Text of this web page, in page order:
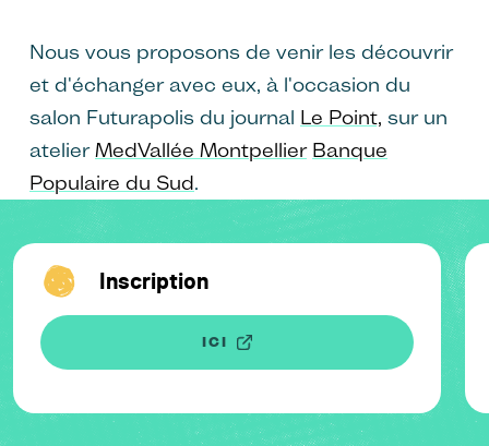
Nous vous proposons de venir les découvrir
et d'échanger avec eux, à l'occasion du
salon Futurapolis du journal Le Point, sur un
atelierMedVallée Montpellier Banque
Populaire du Sud.
Inscription
ICI